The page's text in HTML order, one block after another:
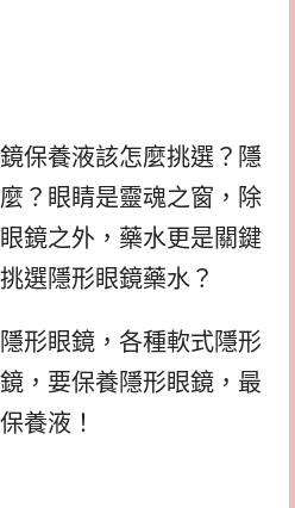
保養液該怎麼挑選？隱
？眼睛是靈魂之窗，除
鏡之外，藥水更是關鍵
選隱形眼鏡藥水？
形眼鏡，各種軟式隱形
，要保養隱形眼鏡，最
養液！